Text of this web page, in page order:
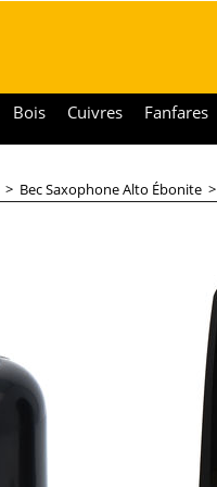
Bois Cuivres Fanfares
> Bec Saxophone Alto Ébonite >